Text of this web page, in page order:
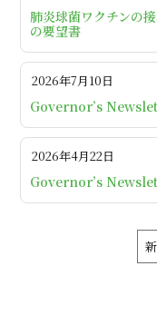
肺炎球菌ワクチンの
の要望書
2026年7月10日
Governor’s
2026年4月22日
Governor’s